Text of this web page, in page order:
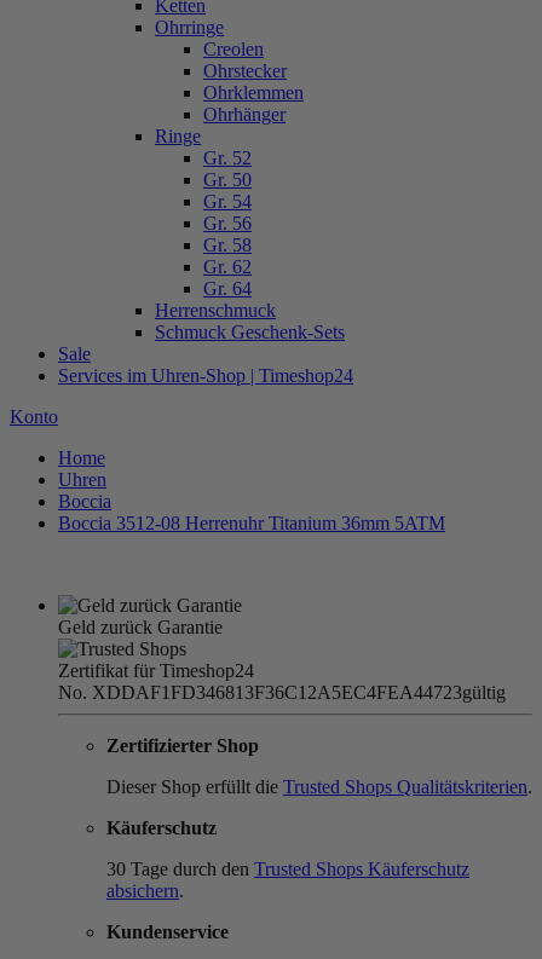
Ketten
Ohrringe
Creolen
Ohrstecker
Ohrklemmen
Ohrhänger
Ringe
Gr. 52
Gr. 50
Gr. 54
Gr. 56
Gr. 58
Gr. 62
Gr. 64
Herrenschmuck
Schmuck Geschenk-Sets
Sale
Services im Uhren-Shop | Timeshop24
Konto
Home
Uhren
Boccia
Boccia 3512-08 Herrenuhr Titanium 36mm 5ATM
Geld zurück Garantie
Zertifikat für Timeshop24
No. XDDAF1FD346813F36C12A5EC4FEA44723gültig
Zertifizierter Shop
Dieser Shop erfüllt die Trusted Shops Qualitätskriterien.
Käuferschutz
30 Tage durch den Trusted Shops Käuferschutz
absichern.
Kundenservice